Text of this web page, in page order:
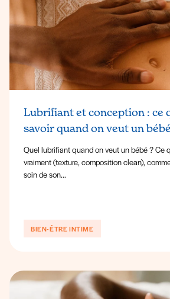
Lubrifiant et conception : ce
savoir quand on veut un bébé
Quel lubrifiant quand on veut un bébé ? Ce
vraiment (texture, composition clean),
soin de son...
BIEN-ÊTRE INTIME